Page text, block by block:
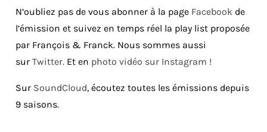
N’oubliez pas de vous abonner à la page Facebook de
l’émission et suivez en temps réel la play list proposée
par François & Franck. Nous sommes aussi
sur Twitter. Et en photo vidéo sur Instagram !
Sur SoundCloud, écoutez toutes les émissions depuis
9 saisons.